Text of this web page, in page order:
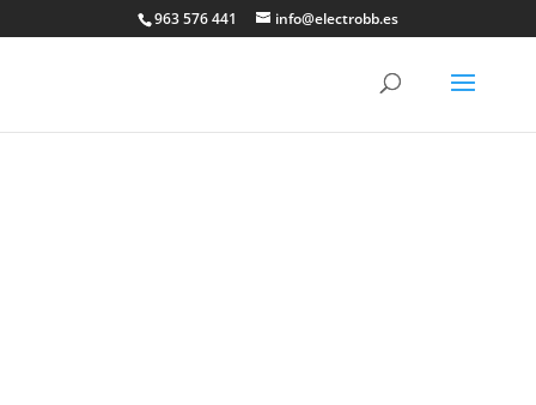
963 576 441 info@electrobb.es
×